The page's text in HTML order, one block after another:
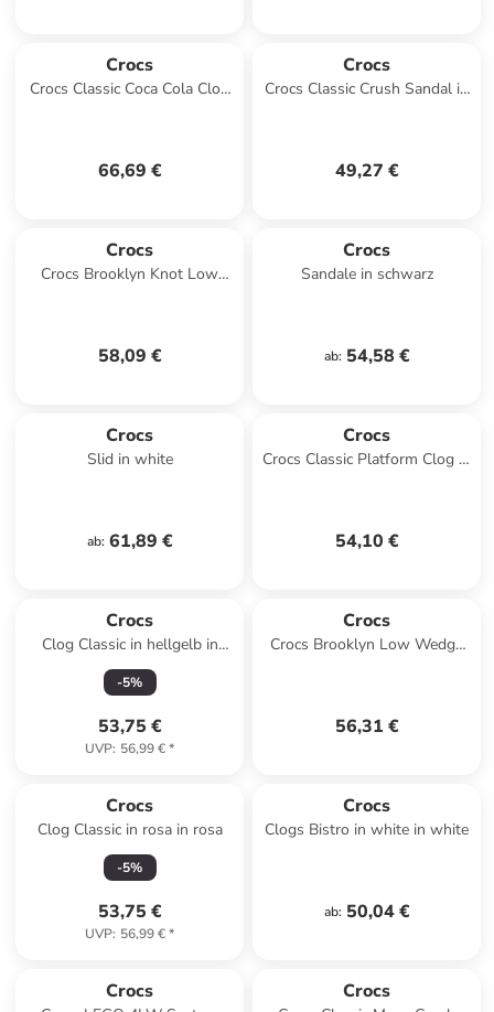
Crocs
Crocs Classic Coca Cola Clog
66,69 €
Crocs
Crocs Classic Crush Sandal in
49,27 €
Crocs
Crocs Brooklyn Knot Low
58,09 €
Crocs
Sandale in schwarz
ab: 54,58 €
Crocs
Slid in white
ab: 61,89 €
Crocs
Crocs Classic Platform Clog in
54,10 €
Crocs
Clog Classic in hellgelb in
hellgelb
-5%
53,75 €
UVP: 56,99 €*
Crocs
Crocs Brooklyn Low Wedge
56,31 €
Crocs
Clog Classic in rosa in rosa
-5%
53,75 €
UVP: 56,99 €*
Crocs
Clogs Bistro in white in white
ab: 50,04 €
Crocs Crocs